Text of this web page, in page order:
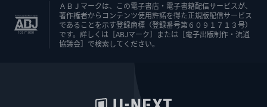
ＡＢＪマークは、この電子書店・電子書籍配信サービスが、
著作権者からコンテンツ使用許諾を得た正規版配信サービス
であることを示す登録商標（登録番号第６０９１７１３号）
です。詳しくは［ABJマーク］または［電子出版制作・流通
協議会］で検索してください。